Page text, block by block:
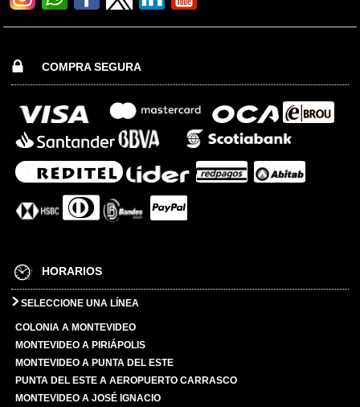
COMPRA SEGURA
HORARIOS
SELECCIONE UNA LÍNEA
COLONIA A MONTEVIDEO
MONTEVIDEO A PIRIÁPOLIS
MONTEVIDEO A PUNTA DEL ESTE
PUNTA DEL ESTE A AEROPUERTO CARRASCO
MONTEVIDEO A JOSÉ IGNACIO